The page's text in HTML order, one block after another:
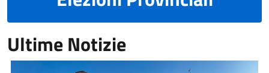
Ultime Notizie